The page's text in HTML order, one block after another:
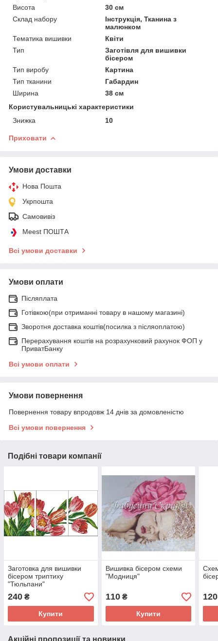
Висота
30 см
Склад набору
Інструкція, Тканина з
малюнком
Тематика вишивки
Квіти
Тип
Заготівля для вишивки
бісером
Тип виробу
Картина
Тип тканини
Габардин
Ширина
38 см
Користувальницькі характеристики
Знижка
10
Приховати
Умови доставки
Нова Пошта
Укрпошта
Самовивіз
Meest ПОШТА
Всі умови доставки
Умови оплати
Післяплата
Готівкою(при отриманні товару в нашому магазині)
Зворотня доставка коштів(посилка з післяоплатою)
Перерахування коштів на розрахунковий рахунок ФОП у
ПриватБанку
Всі умови оплати
Умови повернення
Повернення товару впродовж 14 днів за домовленістю
Всі умови повернення
Подібні товари компанії
Заготовка для вишивки
бісером триптиху
"Тюльпани"
240 ₴
Купити
Вишивка бісером схеми
"Модниця"
110₴
Купити
120